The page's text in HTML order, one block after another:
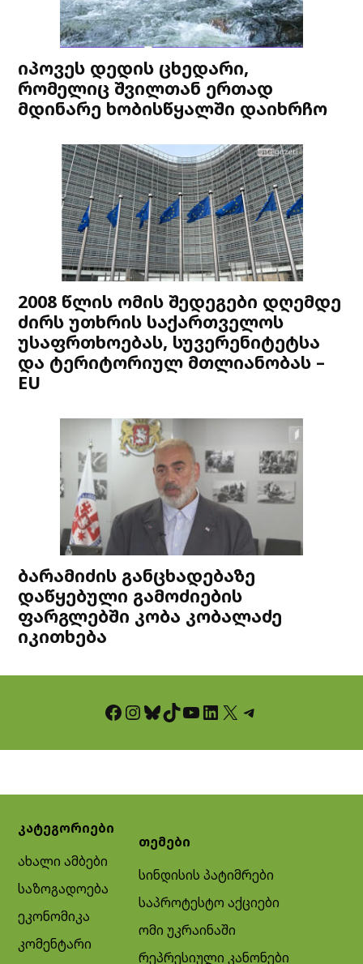
იპოვეს დედის ცხედარი,
რომელიც შვილთან ერთად
მდინარე ხობისწყალში დაიხრჩო
2008 წლის ომის შედეგები დღემდე
ძირს უთხრის საქართველოს
უსაფრთხოებას, სუვერენიტეტსა
და ტერიტორიულ მთლიანობას –
EU
ბარამიძის განცხადებაზე
დაწყებული გამოძიების
ფარგლებში კობა კობალაძე
იკითხება
Facebook InstagramBluesky TikTok YouTube LinkedIn X Telegram
კატეგორიები
ახალი ამბები
საზოგადოება
ეკონომიკა
კომენტარი
თემები
სინდისის პატიმრები
საპროტესტო აქციები
ომი უკრაინაში
რეპრესიული კანონები